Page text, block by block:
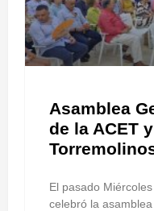
Asamblea
de la ACET
El pasado
celebró la